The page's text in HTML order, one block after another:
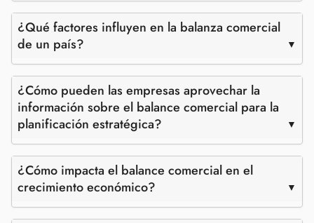
¿Qué factores influyen en la balanza comercial
de un país?
¿Cómo pueden las empresas aprovechar la
información sobre el balance comercial para la
planificación estratégica?
¿Cómo impacta el balance comercial en el
crecimiento económico?